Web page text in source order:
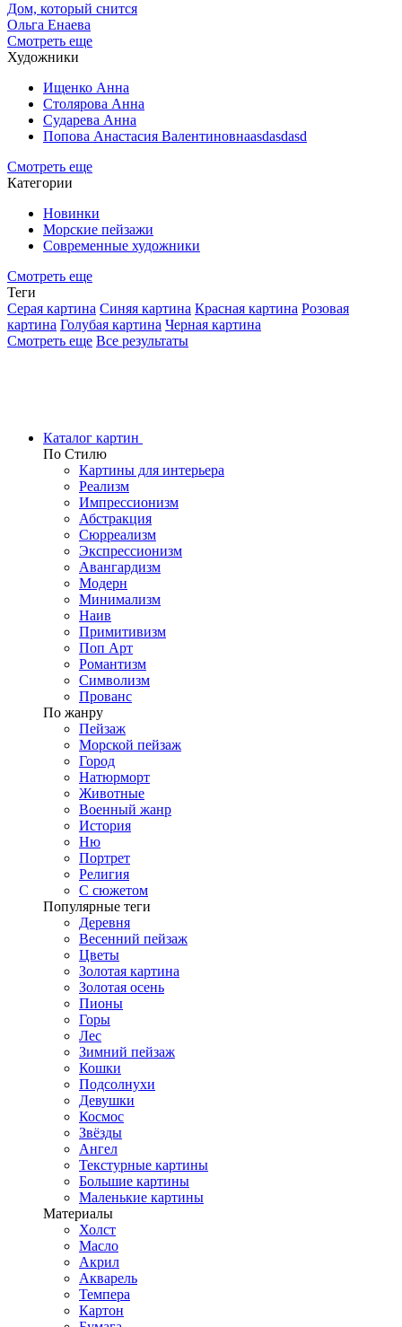
Дом, который снится
Ольга Енаева
Смотреть еще
Художники
Ищенко Анна
Столярова Анна
Сударева Анна
Попова Анастасия Валентиновнаasdasdasd
Смотреть еще
Категории
Новинки
Морские пейзажи
Современные художники
Смотреть еще
Теги
Серая картина Синяя картина Красная картина Розовая
картина Голубая картина Черная картина
Смотреть еще Все результаты
Каталог картин
По Стилю
Картины для интерьера
Реализм
Импрессионизм
Абстракция
Сюрреализм
Экспрессионизм
Авангардизм
Модерн
Минимализм
Наив
Примитивизм
Поп Арт
Романтизм
Символизм
Прованс
По жанру
Пейзаж
Морской пейзаж
Город
Натюрморт
Животные
Военный жанр
История
Ню
Портрет
Религия
С сюжетом
Популярные теги
Деревня
Весенний пейзаж
Цветы
Золотая картина
Золотая осень
Пионы
Горы
Лес
Зимний пейзаж
Кошки
Подсолнухи
Девушки
Космос
Звёзды
Ангел
Текстурные картины
Большие картины
Маленькие картины
Материалы
Холст
Масло
Акрил
Акварель
Темпера
Картон